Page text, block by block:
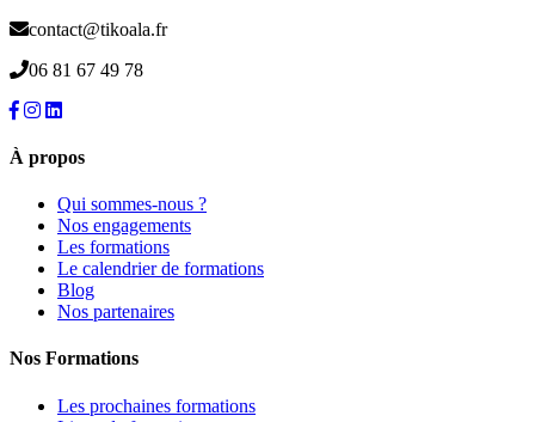
contact@tikoala.fr
06 81 67 49 78
À propos
Qui sommes-nous ?
Nos engagements
Les formations
Le calendrier de formations
Blog
Nos partenaires
Nos Formations
Les prochaines formations